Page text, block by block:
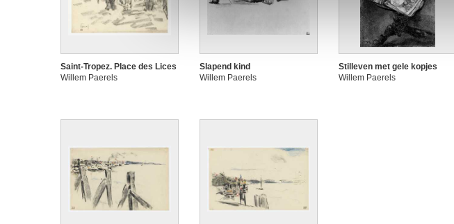
Saint-Tropez. Place des Lices
Willem Paerels
Slapend kind
Willem Paerels
Stilleven met gele kopjes
Willem Paerels